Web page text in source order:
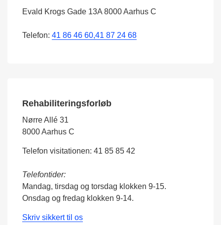
Evald Krogs Gade 13A 8000 Aarhus C
Telefon: 41 86 46 60,41 87 24 68
Rehabiliteringsforløb
Nørre Allé 31
8000 Aarhus C
Telefon visitationen: 41 85 85 42
Telefontider:
Mandag, tirsdag og torsdag klokken 9-15.
Onsdag og fredag klokken 9-14.
Skriv sikkert til os